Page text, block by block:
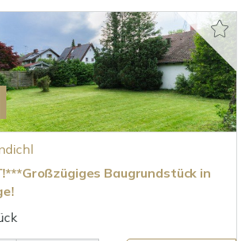
Baugrundstück in